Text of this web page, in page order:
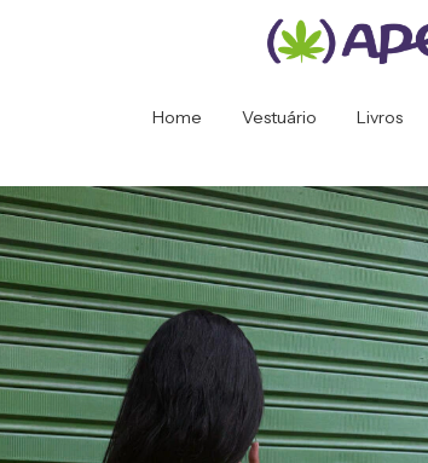
Home Vestuário Livros